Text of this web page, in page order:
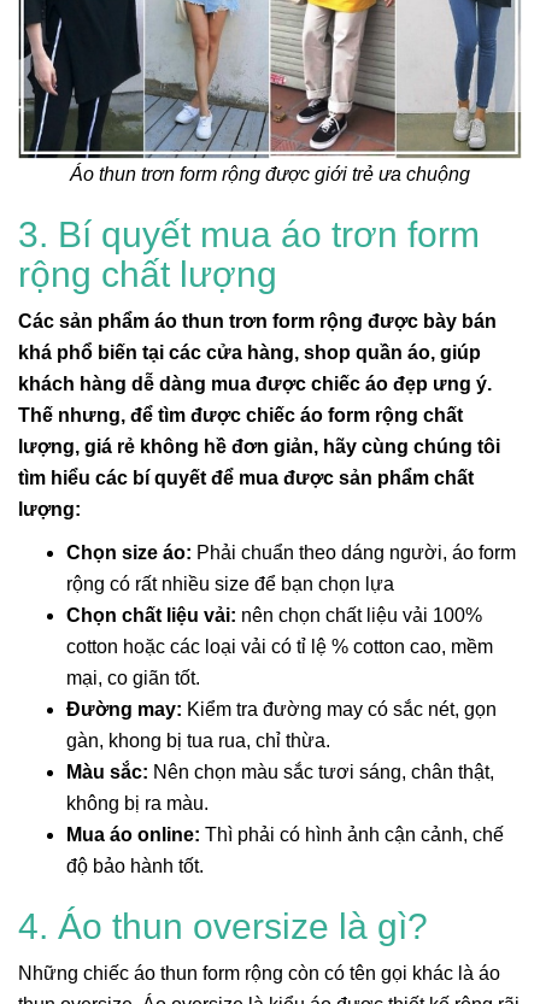
Áo thun trơn form rộng được giới trẻ ưa chuộng
3. Bí quyết mua áo trơn form
rộng chất lượng
Các sản phẩm áo thun trơn form rộng được bày bán
khá phổ biến tại các cửa hàng, shop quần áo, giúp
khách hàng dễ dàng mua được chiếc áo đẹp ưng ý.
Thế nhưng, để tìm được chiếc áo form rộng chất
lượng, giá rẻ không hề đơn giản, hãy cùng chúng tôi
tìm hiểu các bí quyết để mua được sản phẩm chất
lượng:
Chọn size áo: Phải chuẩn theo dáng người, áo form
rộng có rất nhiều size để bạn chọn lựa
Chọn chất liệu vải: nên chọn chất liệu vải 100%
cotton hoặc các loại vải có tỉ lệ % cotton cao, mềm
mại, co giãn tốt.
Đường may: Kiểm tra đường may có sắc nét, gọn
gàn, khong bị tua rua, chỉ thừa.
Màu sắc: Nên chọn màu sắc tươi sáng, chân thật,
không bị ra màu.
Mua áo online: Thì phải có hình ảnh cận cảnh, chế
độ bảo hành tốt.
4. Áo thun oversize là gì?
Những chiếc áo thun form rộng còn có tên gọi khác là áo